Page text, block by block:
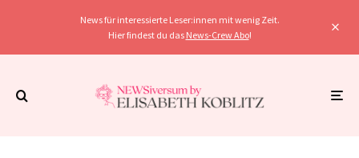
News für interessierte Leser:innen mit wenig Zeit.
Hier findest du das News-Crew Abo!